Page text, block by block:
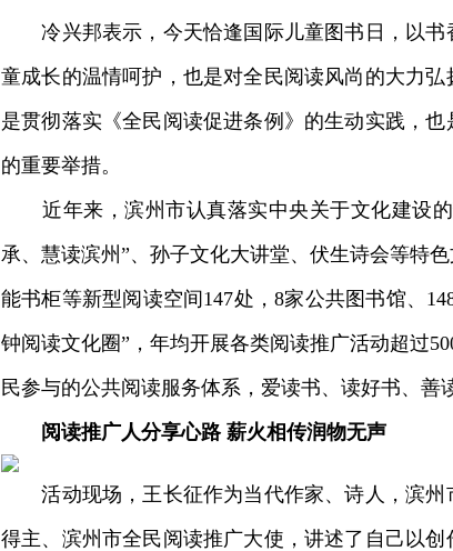
冷兴邦表示，今天恰逢国际儿童图书日，以书
童成长的温情呵护，也是对全民阅读风尚的大力
是贯彻落实《全民阅读促进条例》的生动实践，
的重要举措。
近年来，滨州市认真落实中央关于文化建设的
承、慧读滨州”、孙子文化大讲堂、伏生诗会等特
能书柜等新型阅读空间147处，8家公共图书馆、
钟阅读文化圈”，年均开展各类阅读推广活动超过
民参与的公共阅读服务体系，爱读书、读好书、善
阅读推广人分享心路 薪火相传润物无声
活动现场，王长征作为当代作家、诗人，滨州
得主、滨州市全民阅读推广大使，讲述了自己以